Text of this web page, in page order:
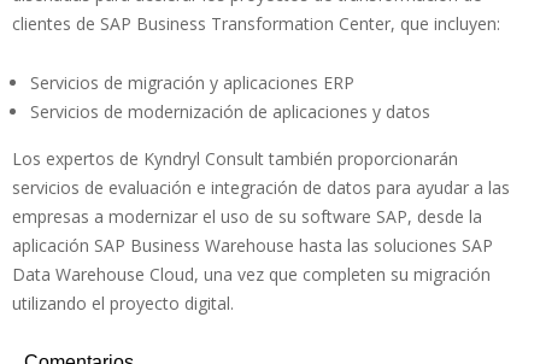
clientes de SAP Business Transformation Center, que incluyen:
Servicios de migración y aplicaciones ERP
Servicios de modernización de aplicaciones y datos
Los expertos de Kyndryl Consult también proporcionarán
servicios de evaluación e integración de datos para ayudar a las
empresas a modernizar el uso de su software SAP, desde la
aplicación SAP Business Warehouse hasta las soluciones SAP
Data Warehouse Cloud, una vez que completen su migración
utilizando el proyecto digital.